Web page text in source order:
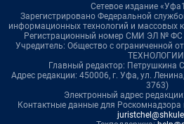
Сетевое издание
Зарегистрировано Федеральной
информационных технологий и массовых
Регистрационный номер СМИ ЭЛ № ФС
Учредитель: Общество с ограниченной
Главный редактор: Петрушкина
Адрес редакции: 450006, г. Уфа, ул.
3763)
Электронный адрес редакции:
Контактные данные для Роскомнадзора